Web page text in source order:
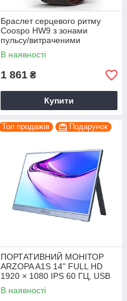
Браслет серцевого ритму
Coospo HW9 з зонами
пульсу/витраченими
калоріями black
В наявності
1 861 ₴
Купити
Топ продажів Подарунок
ПОРТАТИВНИЙ МОНІТОР
ARZOPA A1S 14" FULL HD
1920 × 1080 IPS 60 ГЦ, USB
TYPE-C, СІРИЙ
В наявності